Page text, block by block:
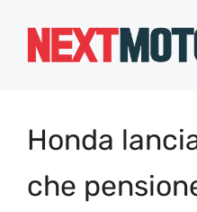
Honda
che